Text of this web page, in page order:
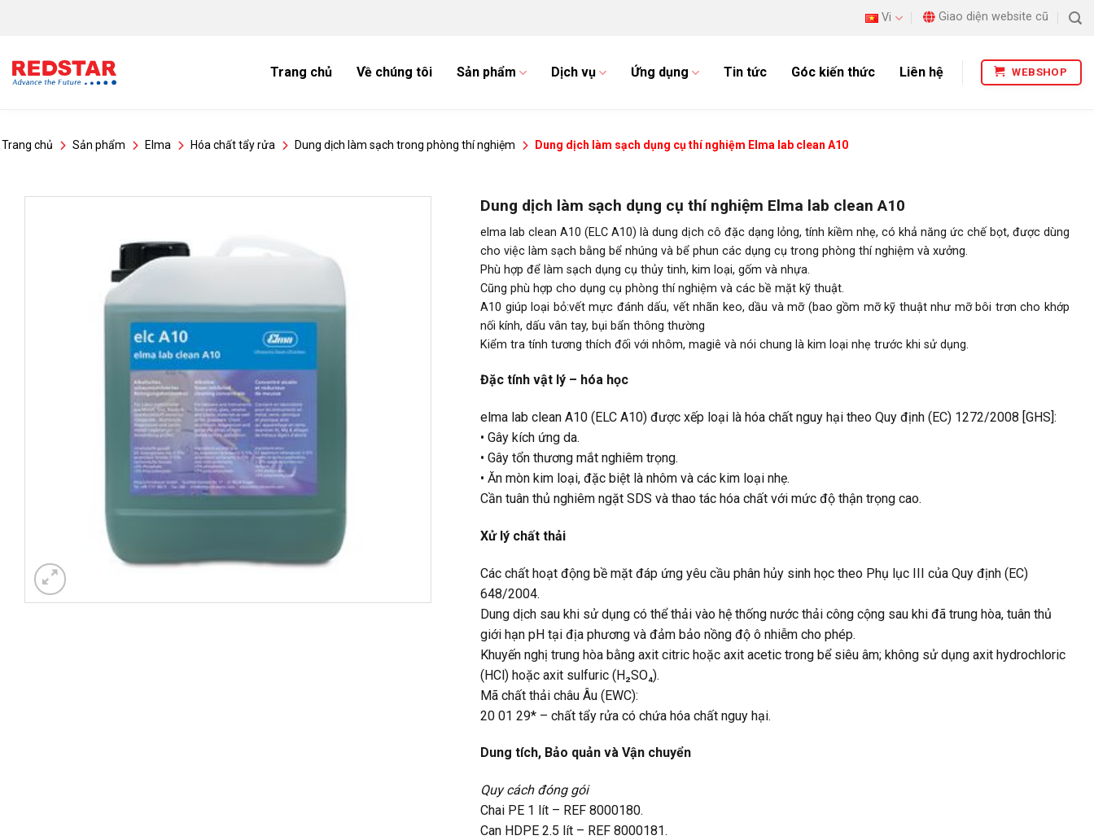
dung
Vi Giao diện website cũ
Trang chủ Về chúng tôi Sản phẩm Dịch vụ Ứng dụng Tin tức Góc kiến thức Liên hệ WEBSHOP
Trang chủ Sản phẩm Elma Hóa chất tẩy rửa Dung dịch làm sạch trong phòng thí nghiệm Dung dịch làm sạch dụng cụ thí nghiệm Elma lab clean A10
Dung dịch làm sạch dụng cụ thí nghiệm Elma lab clean A10
elma lab clean A10 (ELC A10) là dung dịch cô đặc dạng lỏng, tính kiềm nhẹ, có khả năng ức chế bọt, được dùng
cho việc làm sạch bằng bể nhúng và bể phun các dụng cụ trong phòng thí nghiệm và xưởng.
Phù hợp để làm sạch dụng cụ thủy tinh, kim loại, gốm và nhựa.
Cũng phù hợp cho dụng cụ phòng thí nghiệm và các bề mặt kỹ thuật.
A10 giúp loại bỏ:vết mực đánh dấu, vết nhãn keo, dầu và mỡ (bao gồm mỡ kỹ thuật như mỡ bôi trơn cho khớp
nối kính, dấu vân tay, bụi bẩn thông thường
Kiểm tra tính tương thích đối với nhôm, magiê và nói chung là kim loại nhẹ trước khi sử dụng.
Đặc tính vật lý – hóa học
elma lab clean A10 (ELC A10) được xếp loại là hóa chất nguy hại theo Quy định (EC) 1272/2008 [GHS]:
• Gây kích ứng da.
• Gây tổn thương mắt nghiêm trọng.
• Ăn mòn kim loại, đặc biệt là nhôm và các kim loại nhẹ.
Cần tuân thủ nghiêm ngặt SDS và thao tác hóa chất với mức độ thận trọng cao.
Xử lý chất thải
Các chất hoạt động bề mặt đáp ứng yêu cầu phân hủy sinh học theo Phụ lục III của Quy định (EC)
648/2004.
Dung dịch sau khi sử dụng có thể thải vào hệ thống nước thải công cộng sau khi đã trung hòa, tuân thủ
giới hạn pH tại địa phương và đảm bảo nồng độ ô nhiễm cho phép.
Khuyến nghị trung hòa bằng axit citric hoặc axit acetic trong bể siêu âm; không sử dụng axit hydrochloric
(HCl) hoặc axit sulfuric (H₂SO₄).
Mã chất thải châu Âu (EWC):
20 01 29* – chất tẩy rửa có chứa hóa chất nguy hại.
Dung tích, Bảo quản và Vận chuyển
Quy cách đóng gói
Chai PE 1 lít – REF 8000180.
Can HDPE 2.5 lít – REF 8000181.